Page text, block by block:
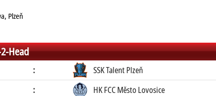
Plzeň
Head
:
SSK Talent Plzeň
:
HK FCC Město Lovosice